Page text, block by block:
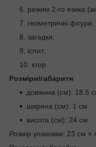
режим 2-го язика
геометричні фігури;
загадки;
іспит;
ктор.
Розміри/габарити
довжина (см): 18.5
ширина (см): 1 см
висота (см): 24 см
Розмір упаковки: 23 см